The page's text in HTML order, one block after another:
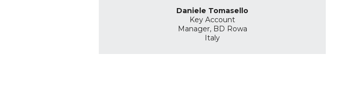
Daniele Tomasello
Key Account
Manager, BD Rowa
Italy